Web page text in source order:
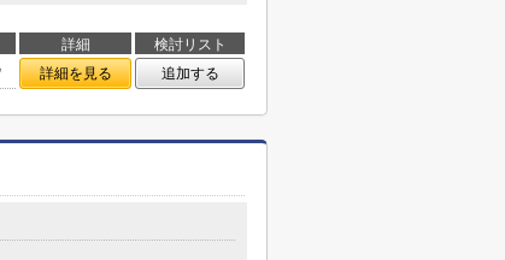
詳細
検討リスト
詳細を見る 追加する